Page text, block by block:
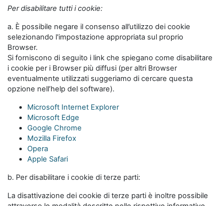
Per disabilitare tutti i cookie:
a. È possibile negare il consenso all’utilizzo dei cookie
selezionando l'impostazione appropriata sul proprio
Browser.
Si forniscono di seguito i link che spiegano come disabilitare
i cookie per i Browser più diffusi (per altri Browser
eventualmente utilizzati suggeriamo di cercare questa
opzione nell’help del software).
Microsoft Internet Explorer
Microsoft Edge
Google Chrome
Mozilla Firefox
Opera
Apple Safari
b. Per disabilitare i cookie di terze parti:
La disattivazione dei cookie di terze parti è inoltre possibile